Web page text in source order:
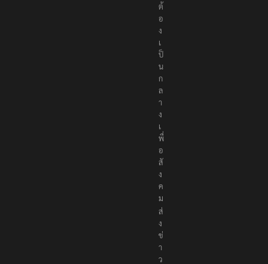
ต้
อ
ง
เ
ป็
น
ก
ล
า
ง
เ
พื่
อ
สั
ง
ค
ม
ส่
ง
ข่
า
ว